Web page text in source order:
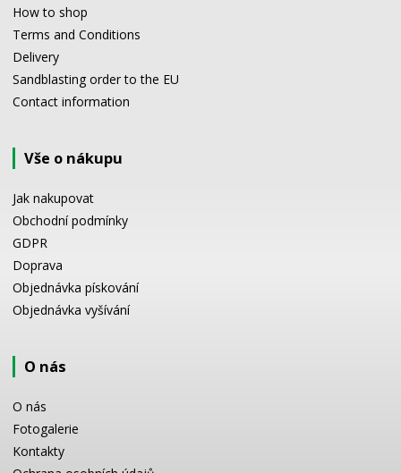
How to shop
Terms and Conditions
Delivery
Sandblasting order to the EU
Contact information
Vše o nákupu
Jak nakupovat
Obchodní podmínky
GDPR
Doprava
Objednávka pískování
Objednávka vyšívání
O nás
O nás
Fotogalerie
Kontakty